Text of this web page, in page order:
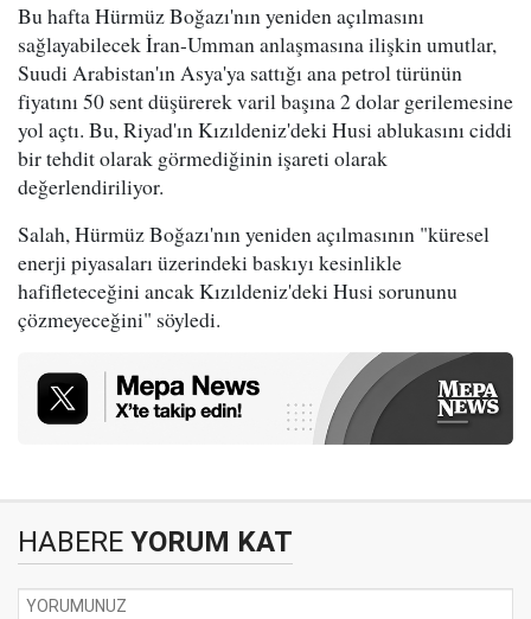
Bu hafta Hürmüz Boğazı'nın yeniden açılmasını
sağlayabilecek İran-Umman anlaşmasına ilişkin umutlar,
Suudi Arabistan'ın Asya'ya sattığı ana petrol türünün
fiyatını 50 sent düşürerek varil başına 2 dolar gerilemesine
yol açtı. Bu, Riyad'ın Kızıldeniz'deki Husi ablukasını ciddi
bir tehdit olarak görmediğinin işareti olarak
değerlendiriliyor.
Salah, Hürmüz Boğazı'nın yeniden açılmasının "küresel
enerji piyasaları üzerindeki baskıyı kesinlikle
hafifleteceğini ancak Kızıldeniz'deki Husi sorununu
çözmeyeceğini" söyledi.
HABERE YORUM KAT